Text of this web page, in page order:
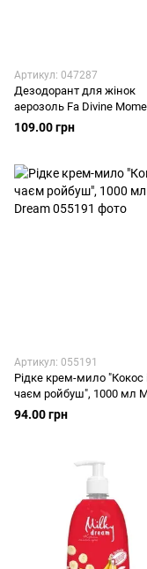
Артикул: 047287
Дезодорант для жінок
аерозоль Fa Divine
ароматом камелії, 150мл
109.00 грн
Артикул: 055191
Рідке крем-мило "Кокос
чаєм ройбуш", 1000 мл
Dream
94.00 грн